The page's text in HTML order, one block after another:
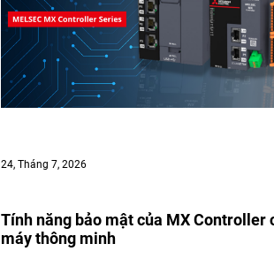
24, Tháng 7, 2026
Tính năng bảo mật của MX Controller
máy thông minh